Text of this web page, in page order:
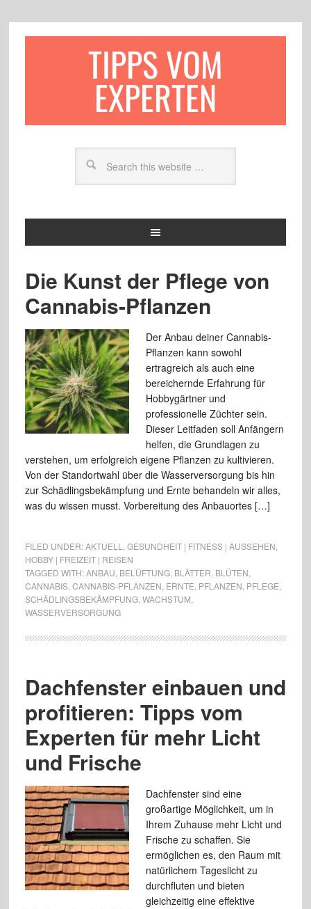
TIPPS VOM
EXPERTEN
Die Kunst der Pflege von
Cannabis-Pflanzen
Der Anbau deiner Cannabis-
Pflanzen kann sowohl
ertragreich als auch eine
bereichernde Erfahrung für
Hobbygärtner und
professionelle Züchter sein.
Dieser Leitfaden soll Anfängern
helfen, die Grundlagen zu
verstehen, um erfolgreich eigene Pflanzen zu kultivieren.
Von der Standortwahl über die Wasserversorgung bis hin
zur Schädlingsbekämpfung und Ernte behandeln wir alles,
was du wissen musst. Vorbereitung des Anbauortes […]
FILED UNDER:AKTUELL GESUNDHEIT | FITNESS | AUSSEHEN
HOBBY | FREIZEIT | REISEN
TAGGED WITH:ANBAU BELÜFTUNG, BLÄTTER BLÜTEN
CANNABIS, CANNABIS-PFLANZEN ERNTE PFLANZEN PFLEGE
SCHÄDLINGSBEKÄMPFUNG, WACHSTUM
WASSERVERSORGUNG
Dachfenster einbauen und
profitieren: Tipps vom
Experten für mehr Licht
und Frische
Dachfenster sind eine
großartige Möglichkeit, um in
Ihrem Zuhause mehr Licht und
Frische zu schaffen. Sie
ermöglichen es, den Raum mit
natürlichem Tageslicht zu
durchfluten und bieten
gleichzeitig eine effektive